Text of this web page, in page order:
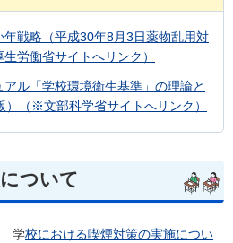
戦略（平成30年8月3日薬物乱用対
労働省サイトへリンク）
ル「学校環境衛生基準」の理論と
（※文部科学省サイトへリンク）
ついて
学校における喫煙対策の実施につい